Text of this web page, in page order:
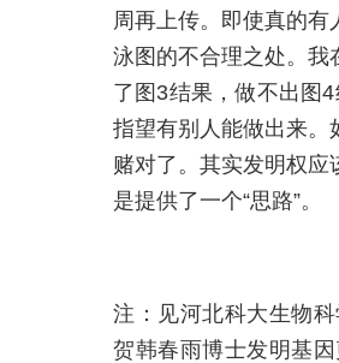
周再上传。即使真的
泳图的不合理之处。我
了图3结果，做不出图
指望有别人能做出来。
赌对了。其实发明权
是提供了一个“思路”。
注：见河北科大生物
贺韩春雨博士发明基